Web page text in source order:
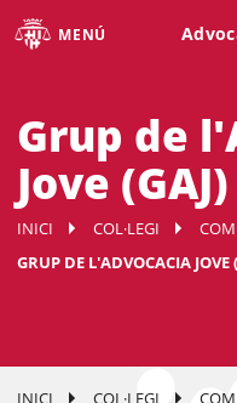
MENÚ
Grup de
Jove (GAJ)
INICI COL·LEGI
GRUP DE L'ADVOCACIA JOVE
INICI COL·LEGI